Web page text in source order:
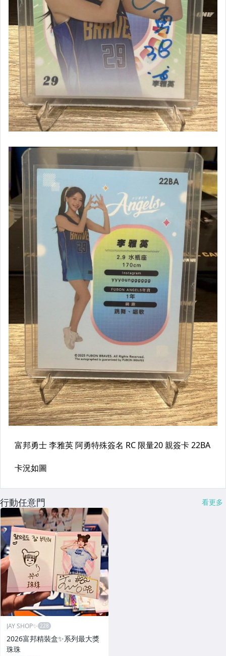
行動任意門 看更多
JAY SHOP✨
2026富邦精裝盒✨系列最大獎
珠珠